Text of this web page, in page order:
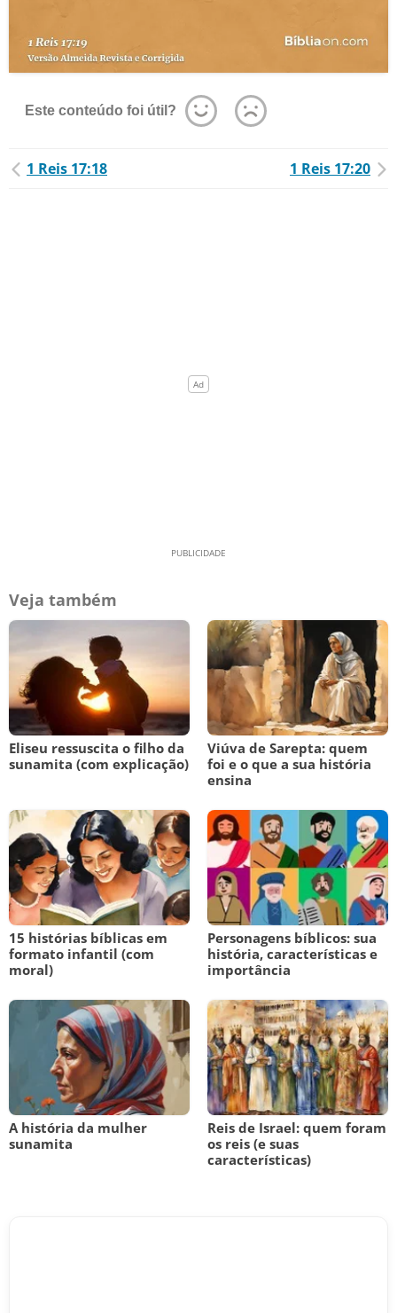
Este conteúdo foi útil?
1 Reis 17:18 1 Reis 17:20
Veja também
Eliseu ressuscita o filho da
sunamita (com explicação)
Viúva de Sarepta: quem
foi e o que a sua história
ensina
15 histórias bíblicas em
formato infantil (com
moral)
Personagens bíblicos: sua
história, características e
importância
A história da mulher
sunamita
Reis de Israel: quem foram
os reis (e suas
características)